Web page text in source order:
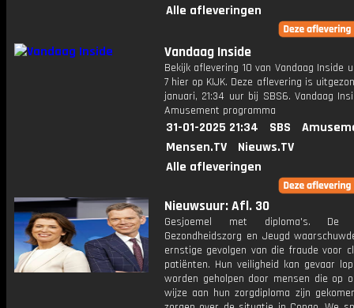
Alle afleveringen
Vandaag Inside
Bekijk aflevering 10 van Vandaag Inside
7 hier op KIJK. Deze aflevering is
januari, 21:34 uur bij SBS6. Vandaag
Amusement programma
31-01-2025 21:34 SBS
Mensen.TV
Nieuws.TV
Alle afleveringen
Nieuwsuur: Afl. 30
Gesjoemel met diploma's. De
Gezondheidszorg en Jeugd
ernstige gevolgen van die fraude voor
patiënten. Hun veiligheid kan gevaar
worden geholpen door mensen die op
wijze aan hun zorgdiploma zijn